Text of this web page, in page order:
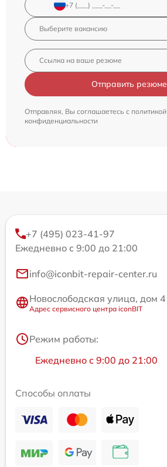
Отправить резюме
Отправляя, Вы соглашаетесь с политикой
конфиденциальности
+7 (495) 023-41-97
Ежедневно с 9:00 до 21:00
info@iconbit-repair-center.ru
Новослободская улица, дом 4
Адрес сервисного центра iconBIT
Режим работы:
Ежедневно с 9:00 до 21:00
Способы оплаты